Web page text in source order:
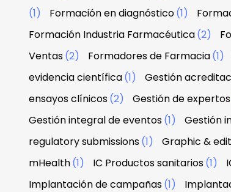
(1)
Formación en diagnóstico(1)
Formación Industria Farmacéutica(2)
Ventas(2) Formadores de Farmacia(1)
evidencia científica(1) Gestión
ensayos clínicos(2) Gestión de expertos
Gestión integral de eventos(1) Gestión
regulatory submissions(1) Graphic &
mHealth(1) IC Productos sanitarios(1)
Implantación de campañas(1)